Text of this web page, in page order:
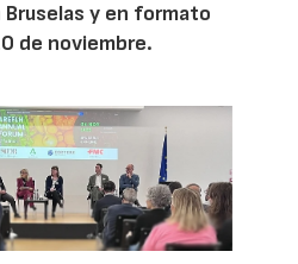
y en formato
de noviembre.